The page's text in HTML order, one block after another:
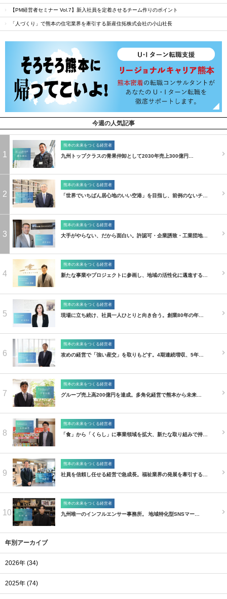
【PM経営者セミナー Vol.7】新入社員を定着させるチーム作りのポイント
「人づくり」で熊本の住宅業界を牽引する新産住拓株式会社の小山社長
今週の人気記事
1
熊本の未来をつくる経営者
九州トップクラスの青果仲卸として2030年売上300億円…
2
熊本の未来をつくる経営者
「世界でいちばん居心地のいい空港」を目指し、前例のないチ…
3
熊本の未来をつくる経営者
大手がやらない、だから面白い。許認可・企業誘致・工業団地…
4
熊本の未来をつくる経営者
新たな事業やプロジェクトに参画し、地域の活性化に邁進する…
5
熊本の未来をつくる経営者
現場に立ち続け、社員一人ひとりと向き合う。創業80年の年…
6
熊本の未来をつくる経営者
攻めの経営で「強い産交」を取りもどす。4期連続増収、5年…
7
熊本の未来をつくる経営者
グループ売上高200億円を達成。多角化経営で熊本から未来…
8
熊本の未来をつくる経営者
「食」から「くらし」に事業領域を拡大、新たな取り組みで持…
9
熊本の未来をつくる経営者
社員を信頼し任せる経営で急成長。福祉業界の発展を牽引する…
10
熊本の未来をつくる経営者
九州唯一のインフルエンサー事務所。 地域特化型SNSマー…
年別アーカイブ
2026年 (34)
2025年 (74)